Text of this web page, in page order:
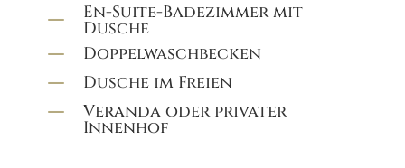
K En-Suite-Badezimmer mit
Dusche
K Doppelwaschbecken
K Dusche im Freien
K Veranda oder privater
Innenhof